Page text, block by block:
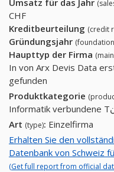
Umsatz für das Jahr
CHF
Kreditbeurteilung (credit
Gründungsjahr
Haupttyp der Firma
In von Arx Devis Data
gefunden
Produktkategorie
Art (type): Einzelfirma
Erhalten Sie den
Datenbank von Schweiz
(Get full report from official